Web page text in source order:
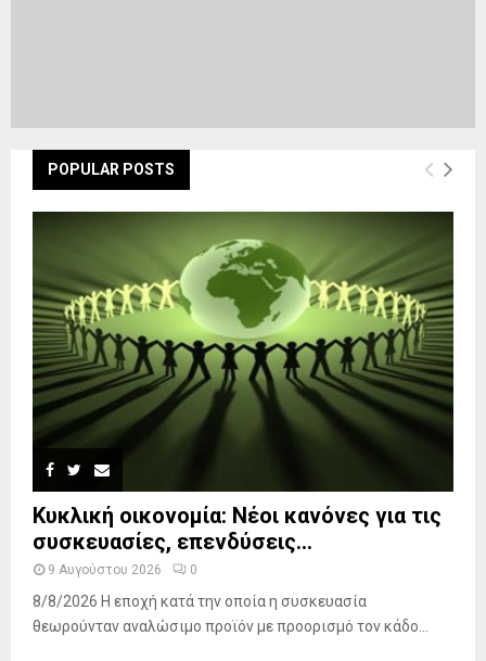
POPULAR POSTS
Κυκλική οικονομία: Νέοι κανόνες για τις
συσκευασίες, επενδύσεις...
9 Αυγούστου 2026 0
8/8/2026 Η εποχή κατά την οποία η συσκευασία
θεωρούνταν αναλώσιμο προϊόν με προορισμό τον κάδο...